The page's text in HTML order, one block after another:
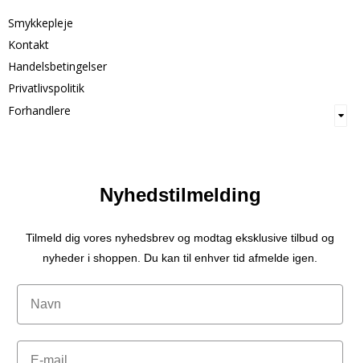
Smykkepleje
Kontakt
Handelsbetingelser
Privatlivspolitik
Forhandlere
Nyhedstilmelding
Tilmeld dig vores nyhedsbrev og modtag eksklusive tilbud og
nyheder i shoppen. Du kan til enhver tid afmelde igen.
Navn
Email